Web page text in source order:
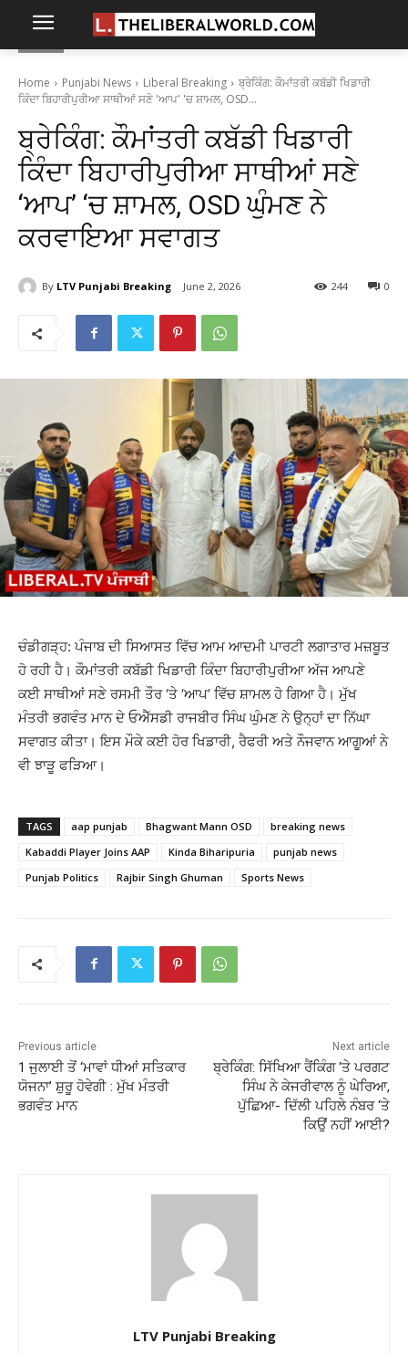
Home Punjabi News Liberal Breaking
ਬ੍ਰੇਕਿੰਗ: ਕੌਮਾਂਤਰੀ ਕਬੱਡੀ ਖਿਡਾਰੀ
ਕਿੰਦਾ ਬਿਹਾਰੀਪੁਰੀਆ ਸਾਥੀਆਂ ਸਣੇ 'ਆਪ' 'ਚ ਸ਼ਾਮਲ, OSD...
ਬ੍ਰੇਕਿੰਗ: ਕੌਮਾਂਤਰੀ ਕਬੱਡੀ ਖਿਡਾਰੀ
ਕਿੰਦਾ ਬਿਹਾਰੀਪੁਰੀਆ ਸਾਥੀਆਂ ਸਣੇ
‘ਆਪ’ ‘ਚ ਸ਼ਾਮਲ, OSD ਘੁੰਮਣ ਨੇ
ਕਰਵਾਇਆ ਸਵਾਗਤ
By LTV Punjabi Breaking June 2, 2026 0
244
ਚੰਡੀਗੜ੍ਹ: ਪੰਜਾਬ ਦੀ ਸਿਆਸਤ ਵਿੱਚ ਆਮ ਆਦਮੀ ਪਾਰਟੀ ਲਗਾਤਾਰ ਮਜ਼ਬੂਤ
ਹੋ ਰਹੀ ਹੈ। ਕੌਮਾਂਤਰੀ ਕਬੱਡੀ ਖਿਡਾਰੀ ਕਿੰਦਾ ਬਿਹਾਰੀਪੁਰੀਆ ਅੱਜ ਆਪਣੇ
ਕਈ ਸਾਥੀਆਂ ਸਣੇ ਰਸਮੀ ਤੌਰ ‘ਤੇ ‘ਆਪ’ ਵਿੱਚ ਸ਼ਾਮਲ ਹੋ ਗਿਆ ਹੈ। ਮੁੱਖ
ਮੰਤਰੀ ਭਗਵੰਤ ਮਾਨ ਦੇ ਓਐੱਸਡੀ ਰਾਜਬੀਰ ਸਿੰਘ ਘੁੰਮਣ ਨੇ ਉਨ੍ਹਾਂ ਦਾ ਨਿੱਘਾ
ਸਵਾਗਤ ਕੀਤਾ। ਇਸ ਮੌਕੇ ਕਈ ਹੋਰ ਖਿਡਾਰੀ, ਰੈਫਰੀ ਅਤੇ ਨੌਜਵਾਨ ਆਗੂਆਂ ਨੇ
ਵੀ ਝਾੜੂ ਫੜਿਆ।
TAGS aap punjab Bhagwant Mann OSD
breaking news
Kabaddi Player Joins AAP
Kinda Biharipuria
punjab news
Punjab Politics
Rajbir Singh Ghuman Sports News
Previous article
1 ਜੁਲਾਈ ਤੋਂ ‘ਮਾਵਾਂ ਧੀਆਂ ਸਤਿਕਾਰ
ਯੋਜਨਾ’ ਸ਼ੁਰੂ ਹੋਵੇਗੀ : ਮੁੱਖ ਮੰਤਰੀ
ਭਗਵੰਤ ਮਾਨ
Next article
ਬ੍ਰੇਕਿੰਗ: ਸਿੱਖਿਆ ਰੈਂਕਿੰਗ ‘ਤੇ ਪਰਗਟ
ਸਿੰਘ ਨੇ ਕੇਜਰੀਵਾਲ ਨੂੰ ਘੇਰਿਆ,
ਪੁੱਛਿਆ- ਦਿੱਲੀ ਪਹਿਲੇ ਨੰਬਰ ‘ਤੇ
ਕਿਉਂ ਨਹੀਂ ਆਈ?
LTV Punjabi Breaking